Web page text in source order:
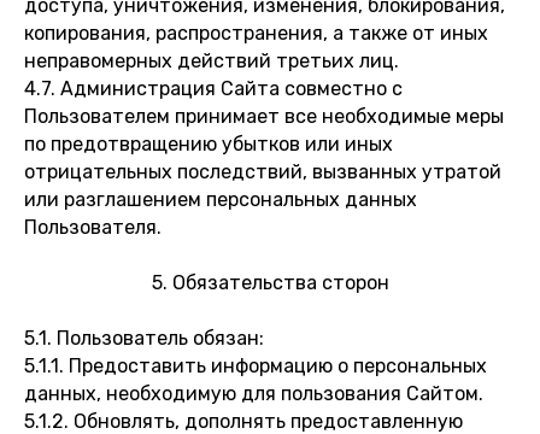
доступа, уничтожения, изменения, блокирования,
копирования, распространения, а также от иных
неправомерных действий третьих лиц.
4.7. Администрация Сайта совместно с
Пользователем принимает все необходимые меры
по предотвращению убытков или иных
отрицательных последствий, вызванных утратой
или разглашением персональных данных
Пользователя.
5. Обязательства сторон
5.1. Пользователь обязан:
5.1.1. Предоставить информацию о персональных
данных, необходимую для пользования Сайтом.
5.1.2. Обновлять, дополнять предоставленную